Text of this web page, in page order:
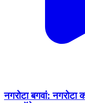
नगरोटा बगवां: नगरोटा